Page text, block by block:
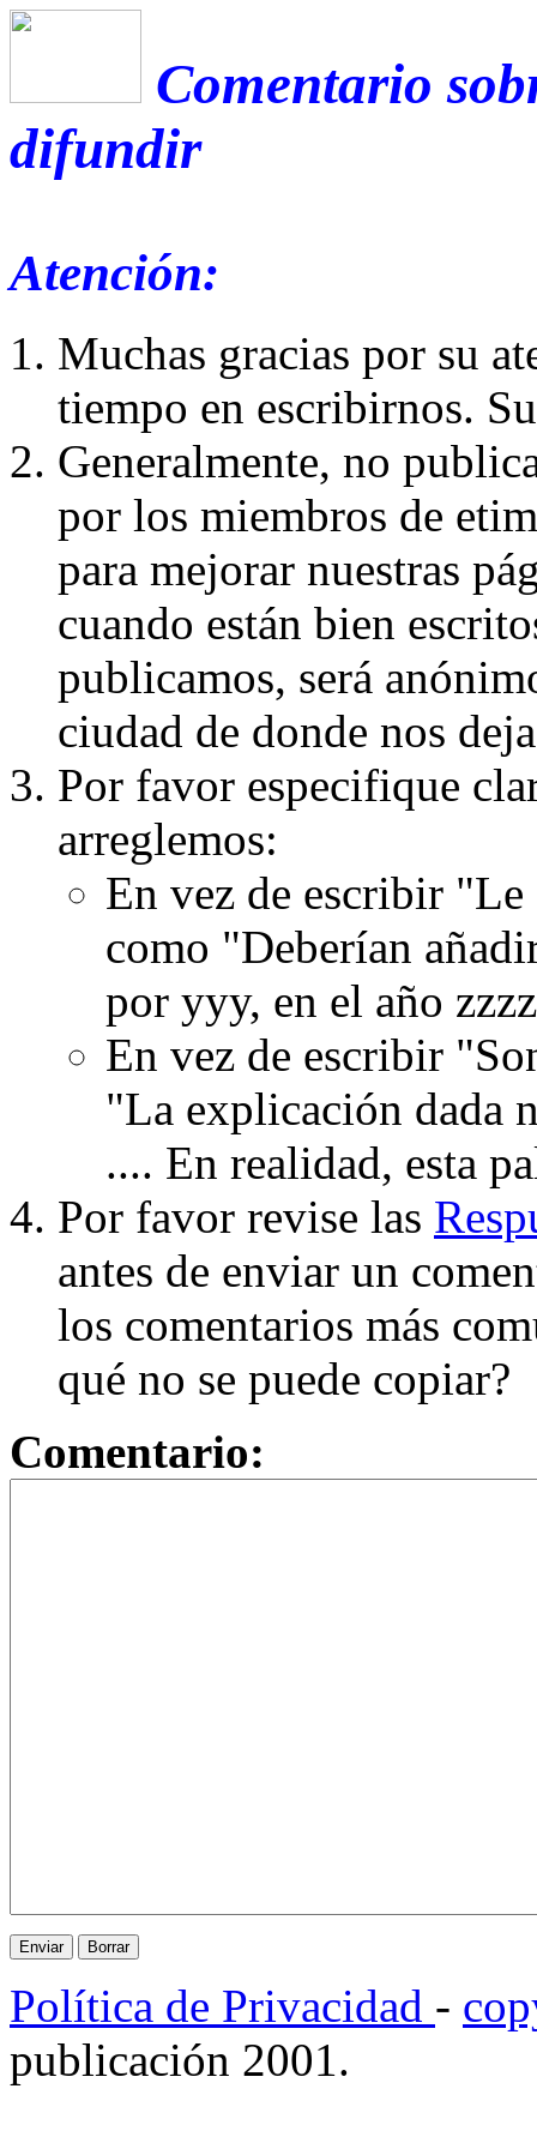
Comentario
difundir
Atención:
Muchas gracias por su
tiempo en escribirnos.
Generalmente, no
por los miembros de
para mejorar nuestras
cuando están bien
publicamos, será
ciudad de donde nos
Por favor especifique
arreglemos:
En vez de escribir
como "Deberían
por yyy, en el año
En vez de escribir
"La explicación dada
.... En realidad, esta
Por favor revise las
antes de enviar un
los comentarios más
qué no se puede copiar?
Comentario:
Política de Privacidad -
publicación 2001.